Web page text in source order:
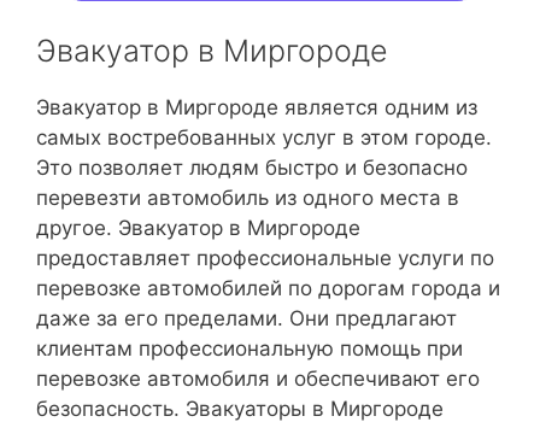
Эвакуатор в Миргороде
Эвакуатор в Миргороде является одним из
самых востребованных услуг в этом городе.
Это позволяет людям быстро и безопасно
перевезти автомобиль из одного места в
другое. Эвакуатор в Миргороде
предоставляет профессиональные услуги по
перевозке автомобилей по дорогам города и
даже за его пределами. Они предлагают
клиентам профессиональную помощь при
перевозке автомобиля и обеспечивают его
безопасность. Эвакуаторы в Миргороде